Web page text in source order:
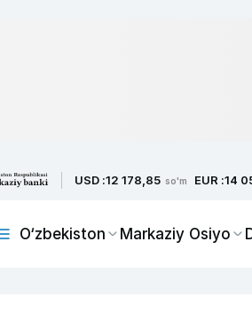
USD :12 178,85 so'm EUR :14
O‘zbekiston Markaziy Osiyo